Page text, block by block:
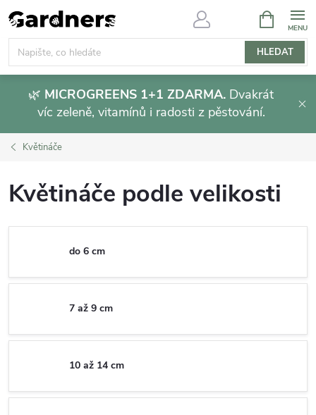
Přejít
na
obsah
HLEDAT
NÁKUPNÍ
KOŠÍK
🌿 MICROGREENS 1+1 ZDARMA. Dvakrát
víc zeleně, vitamínů i radosti z pěstování.
Květináče
Květináče podle velikosti
do 6 cm
7 až 9 cm
10 až 14 cm